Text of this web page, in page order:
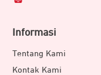
Informasi
Tentang Kami
Kontak Kami